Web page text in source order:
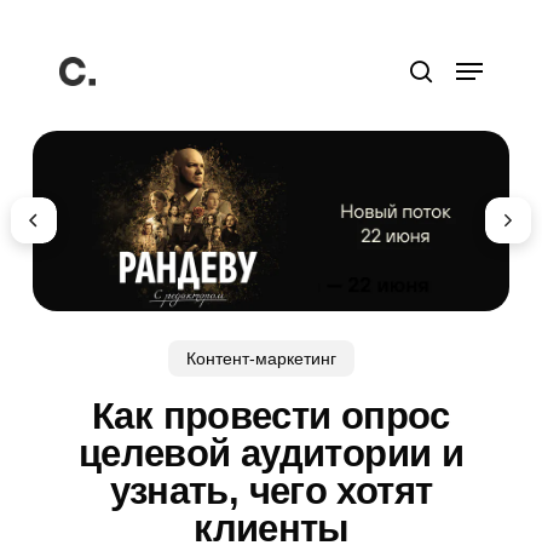
основному
содержанию
поиск
Меню
Контент-маркетинг
Как провести опрос
целевой аудитории и
узнать, чего хотят
клиенты